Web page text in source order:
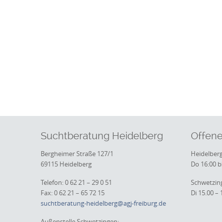
Suchtberatung Heidelberg
Bergheimer Straße 127/1
69115 Heidelberg
Telefon: 0 62 21 – 29 0 51
Fax: 0 62 21 – 65 72 15
suchtberatung-heidelberg@agj-freiburg.de
Do 16:00
Di 15.00 –